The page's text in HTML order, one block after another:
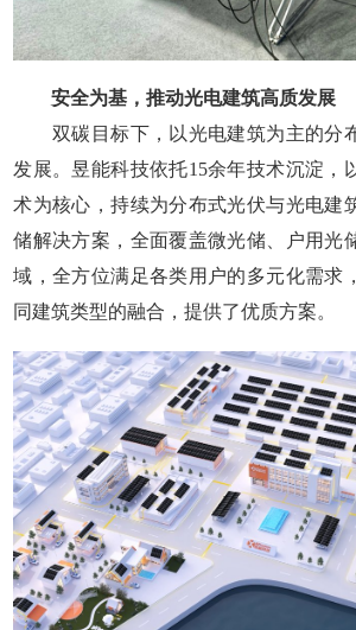
安全为基，推动光电建筑高质发展
双碳目标下，以光电建筑为主的分
发展。昱能科技依托15余年技术沉淀，
术为核心，持续为分布式光伏与光电建
储解决方案，全面覆盖微光储、户用光
域，全方位满足各类用户的多元化需求
同建筑类型的融合，提供了优质方案。